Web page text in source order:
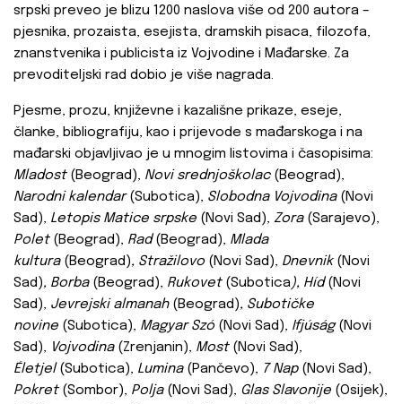
srpski preveo je blizu 1200 naslova više od 200 autora –
pjesnika, prozaista, esejista, dramskih pisaca, filozofa,
znanstvenika i publicista iz Vojvodine i Mađarske. Za
prevoditeljski rad dobio je više nagrada.
Pjesme, prozu, književne i kazališne prikaze, eseje,
članke, bibliografiju, kao i prijevode s mađarskoga i na
mađarski objavljivao je u mnogim listovima i časopisima:
Mladost (Beograd), Novi srednjoškolac (Beograd),
Narodni kalendar(Subotica), Slobodna Vojvodina (Novi
Sad), Letopis Matice srpske (Novi Sad), Zora (Sarajevo),
Polet (Beograd), Rad(Beograd), Mlada
kultura (Beograd), Stražilovo (Novi Sad), Dnevnik (Novi
Sad), Borba (Beograd), Rukovet (Subotica), Híd(Novi
Sad), Jevrejski almanah (Beograd), Subotičke
novine (Subotica), Magyar Szó (Novi Sad), Ifjúság(Novi
Sad), Vojvodina (Zrenjanin), Most (Novi Sad),
Életjel (Subotica), Lumina (Pančevo), 7 Nap (Novi Sad),
Pokret (Sombor), Polja (Novi Sad), Glas Slavonije (Osijek),